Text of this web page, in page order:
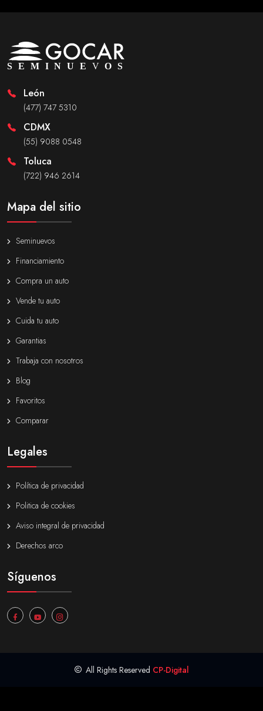
León
(477) 747 5310
CDMX
(55) 9088 0548
Toluca
(722) 946 2614
Mapa del sitio
Seminuevos
Financiamiento
Compra un auto
Vende tu auto
Cuida tu auto
Garantias
Trabaja con nosotros
Blog
Favoritos
Comparar
Legales
Política de privacidad
Politica de cookies
Aviso integral de privacidad
Derechos arco
Síguenos
All Rights Reserved CP-Digital